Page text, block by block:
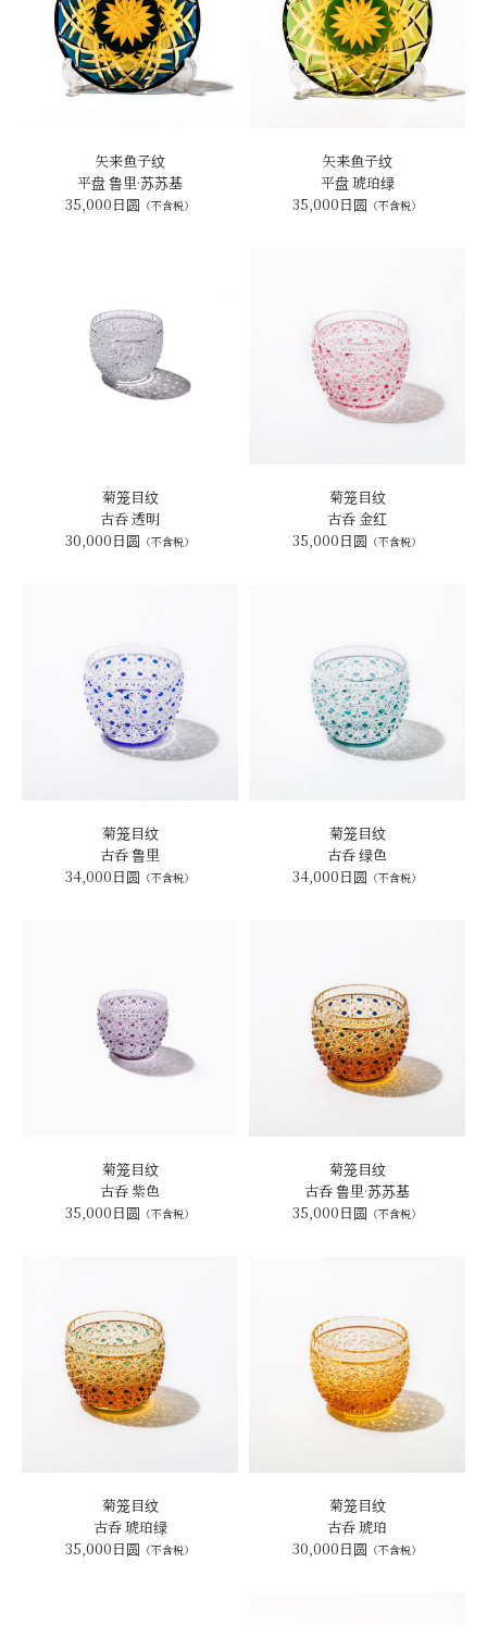
矢来鱼子纹
平盘 鲁里·苏苏基
35,000日圆 （不含税）
矢来鱼子纹
平盘 琥珀绿
35,000日圆 （不含税）
菊笼目纹
古呑 透明
30,000日圆 （不含税）
菊笼目纹
古呑 金红
35,000日圆 （不含税）
菊笼目纹
古呑 鲁里
34,000日圆 （不含税）
菊笼目纹
古呑 绿色
34,000日圆 （不含税）
菊笼目纹
古呑 紫色
35,000日圆 （不含税）
菊笼目纹
古呑 鲁里·苏苏基
35,000日圆 （不含税）
菊笼目纹
古呑 琥珀绿
35,000日圆 （不含税）
菊笼目纹
古呑 琥珀
30,000日圆 （不含税）